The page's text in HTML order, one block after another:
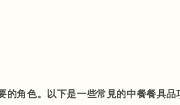
的角色。以下是一些常見的中餐餐具品